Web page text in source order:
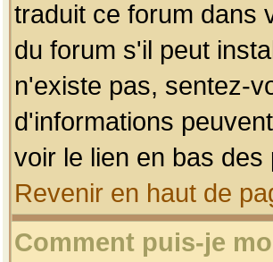
traduit ce forum dans
du forum s'il peut
n'existe pas, sentez-
d'informations
voir le lien en bas des
Revenir en haut de
Comment puis-je